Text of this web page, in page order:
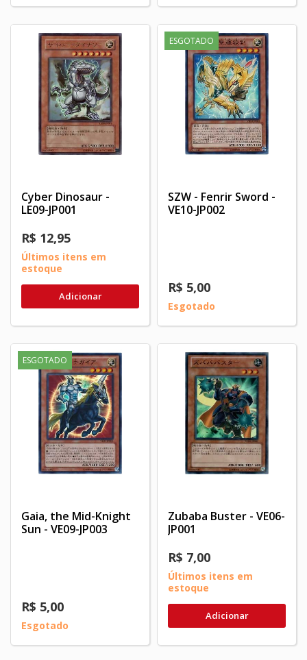
Cyber Dinosaur -
LE09-JP001
R$ 12,95
Últimos itens em
estoque
Adicionar
ESGOTADO
SZW - Fenrir Sword -
VE10-JP002
R$ 5,00
Esgotado
ESGOTADO
Gaia, the Mid-Knight
Sun - VE09-JP003
R$ 5,00
Esgotado
Zubaba Buster - VE06-
JP001
R$ 7,00
Últimos itens em
estoque
Adicionar